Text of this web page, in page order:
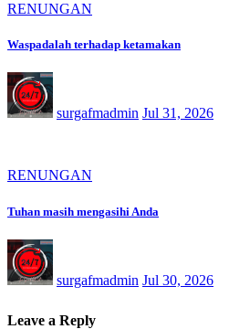
RENUNGAN
Waspadalah terhadap ketamakan
surgafmadmin Jul 31, 2026
RENUNGAN
Tuhan masih mengasihi Anda
surgafmadmin Jul 30, 2026
Leave a Reply